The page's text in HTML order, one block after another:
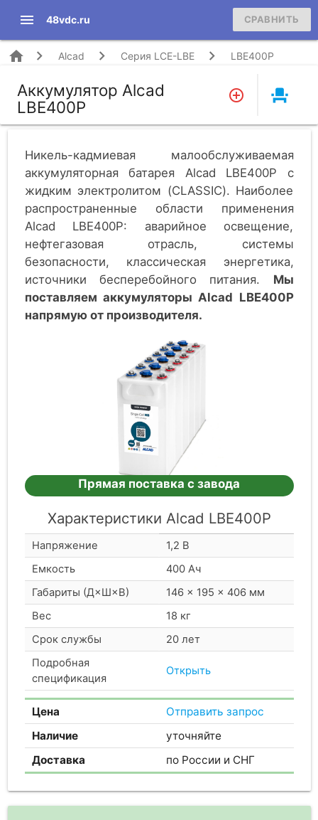
menu 48vdc.ru СРАВНИТЬ
home Alcad Серия LCE-LBE LBE400P
Аккумулятор Alcad
LBE400P
event_seat
Никель-кадмиевая малообслуживаемая
аккумуляторная батарея Alcad LBE400P c
жидким электролитом (CLASSIC). Наиболее
распространенные области применения
Alcad LBE400P: аварийное освещение,
нефтегазовая отрасль, системы
безопасности, классическая энергетика,
источники бесперебойного питания.
Мы
поставляем аккумуляторы Alcad LBE400P
напрямую от производителя.
Прямая поставка с завода
Характеристики Alcad LBE400P
Напряжение
1,2 В
Емкость
400 Ач
Габариты (Д×Ш×В)
146 × 195 × 406 мм
Вес
18 кг
Срок службы
20 лет
Подробная
спецификация
Открыть
Цена
Отправить запрос
Наличие
уточняйте
Доставка
по России и СНГ